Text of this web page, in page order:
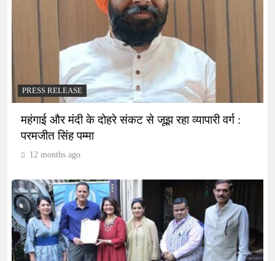
PRESS RELEASE
महंगाई और मंदी के दोहरे संकट से जूझ रहा व्यापारी वर्ग :
परमजीत सिंह पम्मा
12 months ago